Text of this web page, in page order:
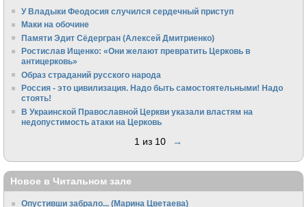
У Владыки Феодосия случился сердечный приступ
Маки на обочине
Памяти Эдит Сёдергран (Алексей Дмитриенко)
Ростислав Ищенко: «Они желают превратить Церковь в
антицерковь»
Образ страданий русского народа
Россия - это цивилизация. Надо быть самостоятельными! Надо
стоять!
В Украинской Православной Церкви указали властям на
недопустимость атаки на Церковь
1 из 10 →
Новое в Читальном зале
Опустивши забрало... (Марина Цветаева)